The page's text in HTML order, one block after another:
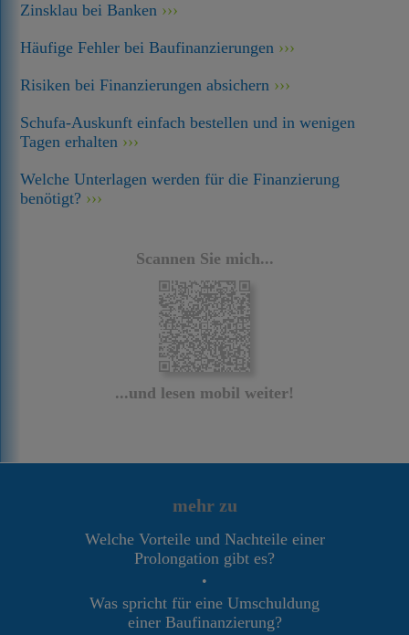
Zinsklau bei Banken
Häufige Fehler bei Baufinanzierungen
Risiken bei Finanzierungen absichern
Schufa-Auskunft einfach bestellen und in wenigen
Tagen erhalten
Welche Unterlagen werden für die Finanzierung
benötigt?
Scannen Sie mich...
...und lesen mobil weiter!
mehr zu
Welche Vorteile und Nachteile einer
Prolongation gibt es?
•
Was spricht für eine Umschuldung
einer Baufinanzierung?